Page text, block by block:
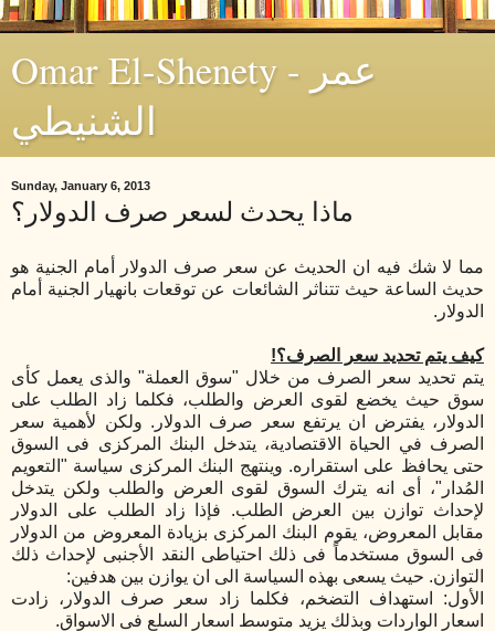
Omar El-Shenety - عمر
الشنيطي
Sunday, January 6, 2013
ماذا يحدث لسعر صرف الدولار؟
مما لا شك فيه ان الحديث عن سعر صرف الدولار أمام الجنية هو
حديث الساعة حيث تتناثر الشائعات عن توقعات بانهيار الجنية أمام
الدولار.
كيف يتم تحديد سعر الصرف؟!
يتم تحديد سعر الصرف من خلال "سوق العملة" والذى يعمل كأى
سوق حيث يخضع لقوى العرض والطلب، فكلما زاد الطلب على
الدولار، يفترض ان يرتفع سعر صرف الدولار. ولكن لأهمية سعر
الصرف في
الحياة الاقتصادية، يتدخل البنك المركزى فى السوق
حتى يحافظ على استقراره. وينتهج البنك المركزى سياسة "التعويم
المُدار"، أى انه يترك السوق لقوى العرض والطلب ولكن يتدخل
لإحداث توازن بين العرض الطلب. فإذا زاد الطلب على الدولار
مقابل المعروض، يقوم البنك المركزى بزيادة المعروض من الدولار
فى السوق مستخدماً فى ذلك احتياطى النقد الأجنبى لإحداث ذلك
التوازن. حيث يسعى بهذه السياسة الى ان يوازن بين هدفين:
الأول: استهداف التضخم، فكلما زاد
سعر صرف الدولار، زادت
اسعار الواردات وبذلك يزيد متوسط اسعار السلع فى الاسواق.